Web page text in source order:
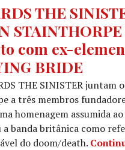
THE
com ex-
BRIDE
THE SINISTER juntam
a três membros
homenagem assumida
a banda britânica como
do doom/death.